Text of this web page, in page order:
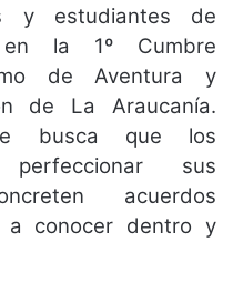
y estudiantes de
la 1º Cumbre
de Aventura y
de La Araucanía.
busca que los
sus
acuerdos
a conocer dentro y